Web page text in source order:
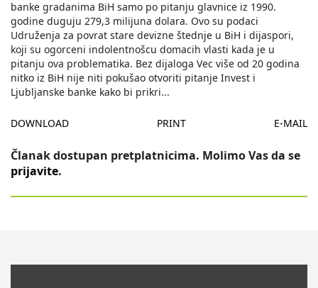
banke gradanima BiH samo po pitanju glavnice iz 1990.
godine duguju 279,3 milijuna dolara. Ovo su podaci
Udruženja za povrat stare devizne štednje u BiH i dijaspori,
koji su ogorceni indolentnošcu domacih vlasti kada je u
pitanju ova problematika. Bez dijaloga Vec više od 20 godina
nitko iz BiH nije niti pokušao otvoriti pitanje Invest i
Ljubljanske banke kako bi prikri...
DOWNLOAD PRINT E-MAIL
Članak dostupan pretplatnicima. Molimo Vas da se
prijavite.